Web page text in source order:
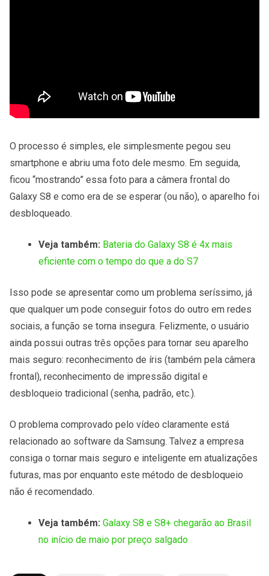
O processo é simples, ele simplesmente pegou seu
smartphone e abriu uma foto dele mesmo. Em seguida,
ficou “mostrando” essa foto para a câmera frontal do
Galaxy S8 e como era de se esperar (ou não), o aparelho foi
desbloqueado.
Veja também: Bateria do Galaxy S8 é 4x mais
eficiente com o tempo do que a do S7
Isso pode se apresentar como um problema seríssimo, já
que qualquer um pode conseguir fotos do outro em redes
sociais, a função se torna insegura. Felizmente, o usuário
ainda possui outras três opções para tornar seu aparelho
mais seguro: reconhecimento de íris (também pela câmera
frontal), reconhecimento de impressão digital e
desbloqueio tradicional (senha, padrão, etc.).
O problema comprovado pelo vídeo claramente está
relacionado ao software da Samsung. Talvez a empresa
consiga o tornar mais seguro e inteligente em atualizações
futuras, mas por enquanto este método de desbloqueio
não é recomendado.
Veja também: Galaxy S8 e S8+ chegarão ao Brasil
no início de maio por preço salgado